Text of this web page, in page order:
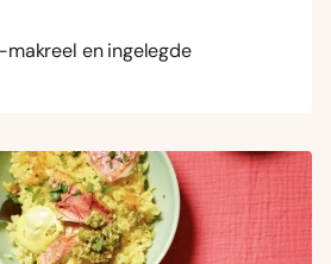
(5)
(17)
(69)
en ingelegde